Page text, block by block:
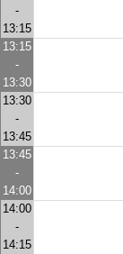
-
13:15
13:15
-
13:30
13:30
-
13:45
13:45
-
14:00
14:00
-
14:15